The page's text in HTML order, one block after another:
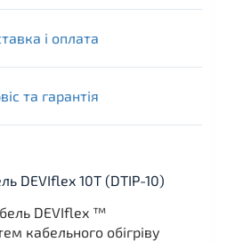
і оплата
та гарантія
DEVIflex 10Т (DTIP-10)
DEVIflex ™
кабельного обігріву